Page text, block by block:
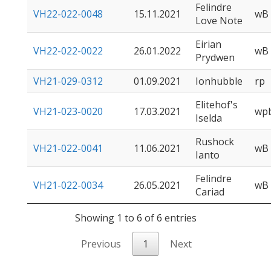
VH22-022-0048 15.11.2021
Felindre
Love Note
wB
VH22-022-0022 26.01.2022
Eirian
Prydwen
wB
VH21-029-0312 01.09.2021 Ionhubble rp
VH21-023-0020 17.03.2021
Elitehof's
Iselda
VH21-022-0041 11.06.2021
Rushock
Ianto
wB
VH21-022-0034 26.05.2021
Felindre
Cariad
wB
Showing 1 to 6 of 6 entries
Previous
1 Next